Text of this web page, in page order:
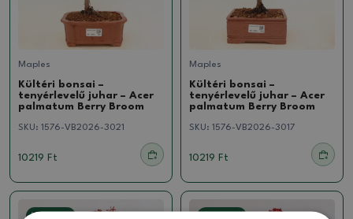
Maples
Kültéri bonsai –
tenyérlevelű juhar – Acer
palmatum Berry Broom
SKU: 1576-VB2026-3021
10219 Ft
Maples
Kültéri bonsai –
tenyérlevelű juhar – Acer
palmatum Berry Broom
SKU: 1576-VB2026-3017
10219 Ft
Valódi fotó